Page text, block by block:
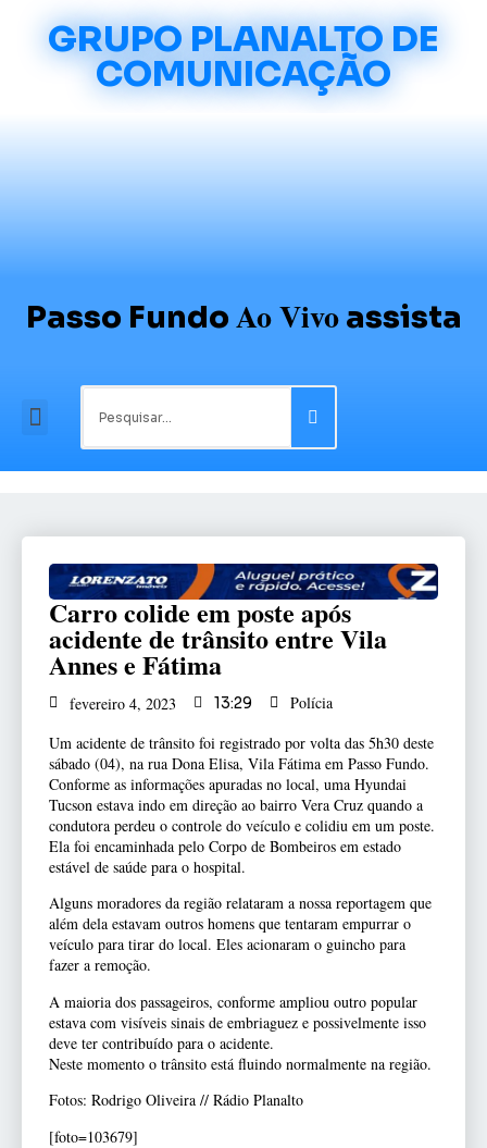
GRUPO PLANALTO DE
COMUNICAÇÃO
Passo Fundo Ao Vivo assista
Carro colide em poste após
acidente de trânsito entre Vila
Annes e Fátima
fevereiro 4, 2023 13:29
Polícia
Um acidente de trânsito foi registrado por volta das 5h30 deste
sábado (04), na rua Dona Elisa, Vila Fátima em Passo Fundo.
Conforme as informações apuradas no local, uma Hyundai
Tucson estava indo em direção ao bairro Vera Cruz quando a
condutora perdeu o controle do veículo e colidiu em um poste.
Ela foi encaminhada pelo Corpo de Bombeiros em estado
estável de saúde para o hospital.
Alguns moradores da região relataram a nossa reportagem que
além dela estavam outros homens que tentaram empurrar o
veículo para tirar do local. Eles acionaram o guincho para
fazer a remoção.
A maioria dos passageiros, conforme ampliou outro popular
estava com visíveis sinais de embriaguez e possivelmente isso
deve ter contribuído para o acidente.
Neste momento o trânsito está fluindo normalmente na região.
Fotos: Rodrigo Oliveira // Rádio Planalto
[foto=103679]